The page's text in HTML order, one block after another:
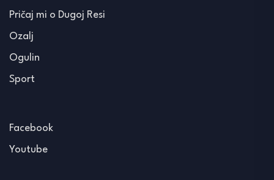
Pričaj mi o Dugoj Resi
Ozalj
Ogulin
Sport
Facebook
Youtube